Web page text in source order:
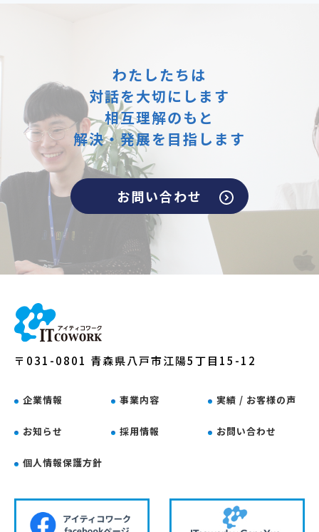
わたしたちは
対話を大切にします
相互理解のもと
解決・発展を目指します
お問い合わせ
〒031-0801 青森県八戸市江陽5丁目15-12
企業情報 事業内容 実績 / お客様の声
お知らせ 採用情報 お問い合わせ
個人情報保護方針